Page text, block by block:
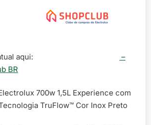
aqui:
–
BR